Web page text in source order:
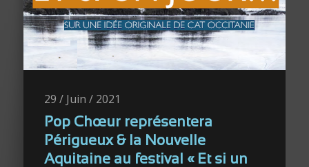
29 / Juin / 2021
Pop Chœur représentera
Périgueux & la Nouvelle
Aquitaine au festival « Et si un